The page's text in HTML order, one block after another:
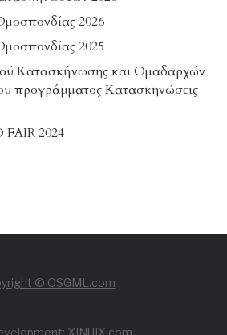
2026
2025
Κατασκήνωσης και Ομαδαρχών
προγράμματος Κατασκηνώσεις
2024
© OSGML.com